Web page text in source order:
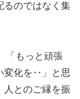
るのではなく集
「もっと頑張
変化を‥」と思
人とのご縁を振